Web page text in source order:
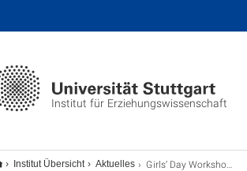
Institut für Erziehungswissenschaft
Institut Übersicht Aktuelles Girls’ Day Workshop: Smartes Gewächshaus im Gurkenglas